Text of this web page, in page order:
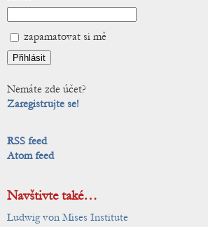
zapamatovat si mě
Nemáte zde účet?
Zaregistrujte se!
RSS feed
Atom feed
Navštivte také…
Ludwig von Mises Institute